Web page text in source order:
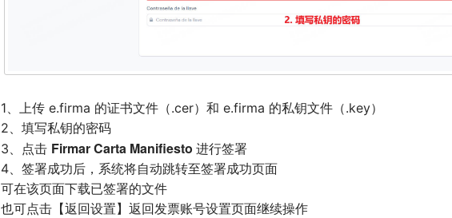
1、上传 e.firma 的证书文件（.cer）和 e.firma 的私钥文件（.key）
2、填写私钥的密码
3、点击 Firmar Carta Manifiesto 进行签署
4、签署成功后，系统将自动跳转至签署成功页面
可在该页面下载已签署的文件
也可点击【返回设置】返回发票账号设置页面继续操作